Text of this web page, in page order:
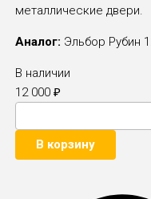
металлические двери.
Аналог: Эльбор Рубин
В наличии
12 000₽
В корзину